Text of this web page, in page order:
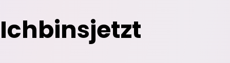
Ichbinsjetzt